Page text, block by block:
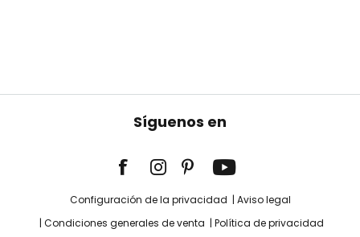
Síguenos en
Configuración de la privacidad
Aviso legal
Condiciones generales de venta
Política de privacidad